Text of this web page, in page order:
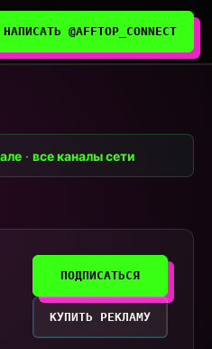
НАПИСАТЬ @AFFTOP_CONNECT
·все каналы сети
ПОДПИСАТЬСЯ
КУПИТЬ РЕКЛАМУ